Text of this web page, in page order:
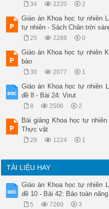
34 2220 2
Giáo án Khoa học tự nhiên
tự nhiên - Sách Chân trời
25 2288 0
Giáo án Khoa học tự nhiên
bào
30 2077 1
Giáo án Khoa học tự nhiên
đề 8 - Bài 24: Virut
8 2506 2
Bài giảng Khoa học tự
Thực vật
29 1224 1
TÀI LIỆU HAY
Giáo án Khoa học tự nhiên
đề 10 - Bài 42: Bảo toàn
5 7260 3